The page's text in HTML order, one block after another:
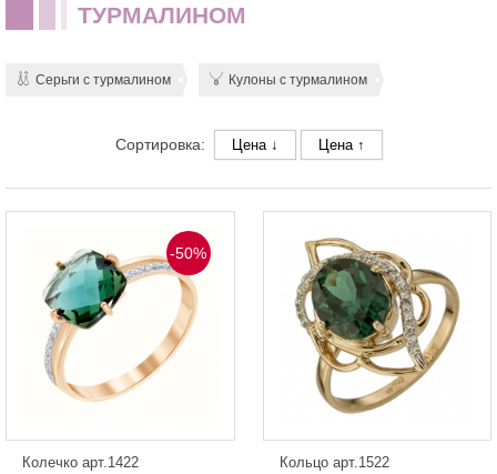
ТУРМАЛИНОМ
Серьги с турмалином Кулоны с турмалином
Сортировка: Цена ↓ Цена ↑
-50%
Колечко арт.1422
Кольцо арт.1522